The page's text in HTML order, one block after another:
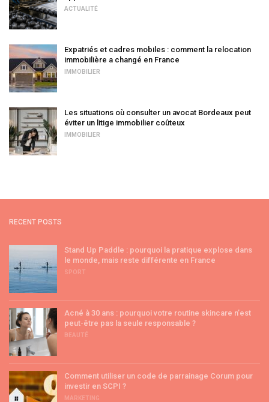
ACTUALITÉ
Expatriés et cadres mobiles : comment la relocation
immobilière a changé en France
IMMOBILIER
Les situations où consulter un avocat Bordeaux peut
éviter un litige immobilier coûteux
IMMOBILIER
RECENT POSTS
Stand Up Paddle : pourquoi la pratique explose dans
le monde, mais reste différente en France
SPORT
Acné à 30 ans : pourquoi votre routine skincare n’est
peut-être pas la seule responsable ?
BEAUTÉ
Comment utiliser un code de parrainage Corum pour
investir en SCPI ?
MARKETING